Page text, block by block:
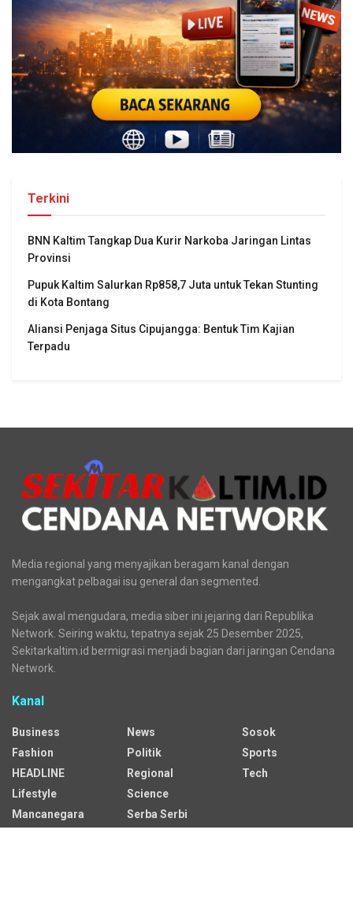
Terkini
BNN Kaltim Tangkap Dua Kurir Narkoba Jaringan Lintas
Provinsi
Pupuk Kaltim Salurkan Rp858,7 Juta untuk Tekan Stunting
di Kota Bontang
Aliansi Penjaga Situs Cipujangga: Bentuk Tim Kajian
Terpadu
Media regional yang menyajikan beragam kanal dengan
mengangkat pelbagai isu general dan segmented.
Sejak awal mengudara, media siber ini jejaring dari Republika
Network. Seiring waktu, tepatnya sejak 25 Desember 2025,
Sekitarkaltim.id bermigrasi menjadi bagian dari jaringan Cendana
Network.
Kanal
Business
Fashion
HEADLINE
Lifestyle
Mancanegara
News
Politik
Regional
Science
Serba Serbi
Sosok
Sports
Tech